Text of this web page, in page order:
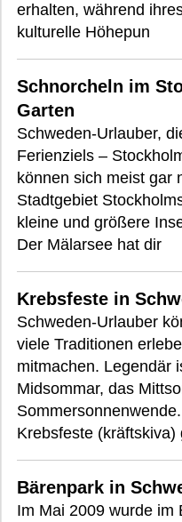
erhalten, während
kulturelle Höhepun
Schnorcheln im
Garten
Schweden-Urlauber,
Ferienziels –
können sich meist gar
Stadtgebiet
kleine und größere
Der Mälarsee hat dir
Krebsfeste in
Schweden-Urlauber
viele Traditionen
mitmachen. Legendär
Midsommar, das
Krebsfeste
Bärenpark in
Im Mai 2009 wurde im